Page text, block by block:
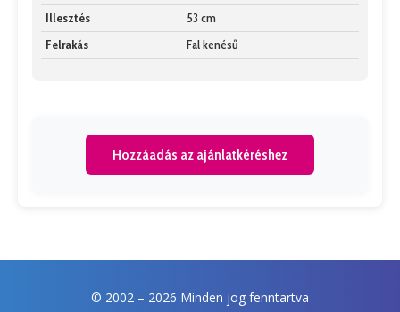
Illesztés
53 cm
Felrakás
Fal kenésű
Hozzáadás az ajánlatkéréshez
© 2002 – 2026 Minden jog fenntartva